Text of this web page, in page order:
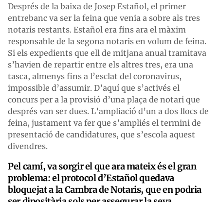
Després de la baixa de Josep Estañol, el primer
entrebanc va ser la feina que venia a sobre als tres
notaris restants. Estañol era fins ara el màxim
responsable de la segona notaris en volum de feina.
Si els expedients que ell de mitjana anual tramitava
s’havien de repartir entre els altres tres, era una
tasca, almenys fins a l’esclat del coronavirus,
impossible d’assumir. D’aquí que s’activés el
concurs per a la provisió d’una plaça de notari que
després van ser dues. L’ampliació d’un a dos llocs de
feina, justament va fer que s’ampliés el termini de
presentació de candidatures, que s’escola aquest
divendres.
Pel camí, va sorgir el que ara mateix és el gran
problema: el protocol d’Estañol quedava
bloquejat a la Cambra de Notaris, que en podria